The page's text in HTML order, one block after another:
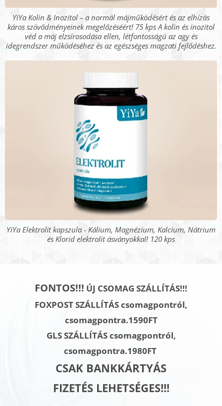
YiYa Kolin & Inozitol – a normál májműködésért és az elhízás
káros szövődményeinek megelőzéséért! 75 kps A kolin és inozitol
véd a máj elzsírosodása ellen, létfontosságú az agy és
idegrendszer működéséhez és az egészséges magzati fejlődéshez.
YiYa Elektrolit kapszula - Kálium, Magnézium, Kalcium, Nátrium
és Klorid elektrolit ásványokkal! 120 kps
FONTOS!!! ÚJ CSOMAG SZÁLLÍTÁS!!!
FOXPOST SZÁLLÍTÁS csomagpontról,
csomagpontra.1590FT
GLS SZÁLLÍTÁScsomagpontról,
csomagpontra.1980FT
CSAK BANKKÁRTYÁS
FIZETÉS LEHETSÉGES!!!